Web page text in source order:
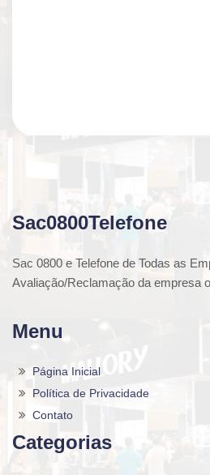
Sac0800Telefone
Sac 0800 e Telefone de Todas as
Avaliação/Reclamação da empresa
Menu
Página Inicial
Política de Privacidade
Contato
Categorias